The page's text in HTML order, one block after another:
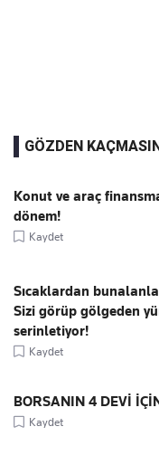
GÖZDEN KAÇMASIN
Konut ve araç
dönem!
Kaydet
Sıcaklardan
Sizi görüp gölgeden
serinletiyor!
Kaydet
BORSANIN 4 DEVİ
Kaydet